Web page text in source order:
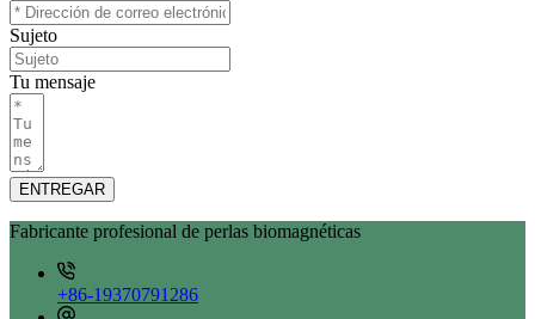
Sujeto
Tu mensaje
ENTREGAR
Fabricante profesional de perlas biomagnéticas
+86-19370791286